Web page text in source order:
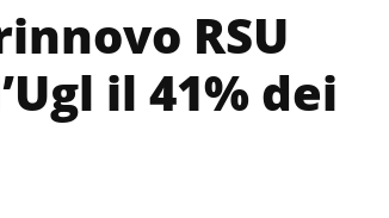
RSU
il 41% dei